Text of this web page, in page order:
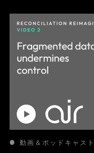
動画＆ポッドキャスト